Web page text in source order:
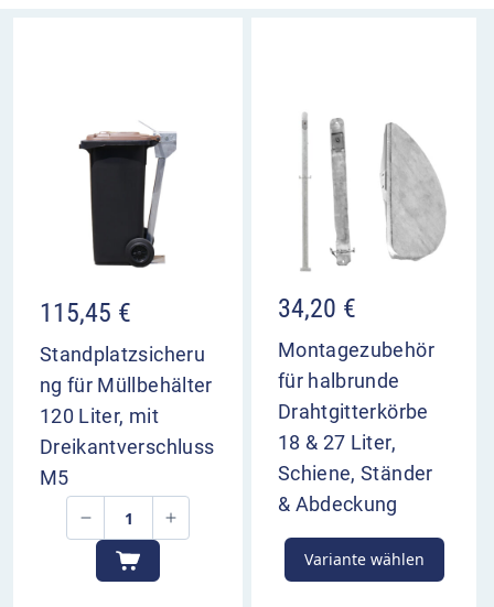
115,45 €
Standplatzsicheru
ng für Müllbehälter
120 Liter, mit
Dreikantverschluss
M5
34,20 €
Montagezubehör
für halbrunde
Drahtgitterkörbe
18 & 27 Liter,
Schiene, Ständer
& Abdeckung
Variante wählen